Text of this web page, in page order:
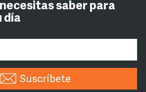
saber para
día
Suscríbete